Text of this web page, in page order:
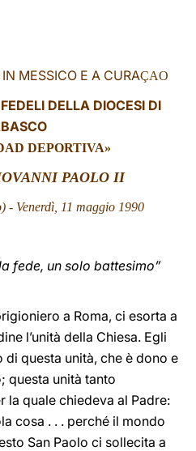
MESSICO E A CURAÇAO
DELLA DIOCESI DI
DEPORTIVA»
PAOLO II
- Venerdì, 11 maggio 1990
fede, un solo battesimo”
a Roma, ci esorta a
l’unità della Chiesa. Egli
questa unità, che è dono e
questa unità tanto
la quale chiedeva al Padre:
cosa . . . perché il mondo
San Paolo ci sollecita a